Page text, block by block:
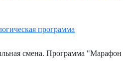
программа
смена. Программа "Марафон